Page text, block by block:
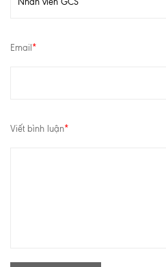
Email *
Viết bình luận*